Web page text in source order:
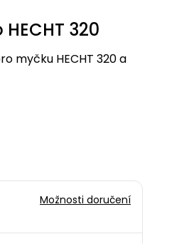
320
myčku HECHT 320 a
Možnosti doručení